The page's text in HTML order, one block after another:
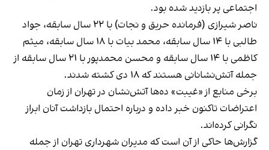
اجتماعی پر بازدید شده بود.
ناصر شیرازی (فرمانده حریق و نجات) با ۲۲ سال سابقه، جواد
طالبی با ۱۴ سال سابقه، محمد بیات با ۱۸ سال سابقه، میثم
کاظمی با ۱۴ سال سابقه و محسن محمدپور با ۲۱ سال سابقه از
جمله آتش‌نشانانی هستند که ۱۸ دی کشته شدند.
برخی منابع از «غیبت» ده‌ها آتش‌نشان در تهران از زمان
اعتراضات تاکنون خبر داده و درباره احتمال بازداشت آنان ابراز
نگرانی کرده‌اند.
گزارش‌ها حاکی از آن است که مدیران شهرداری تهران از جمله